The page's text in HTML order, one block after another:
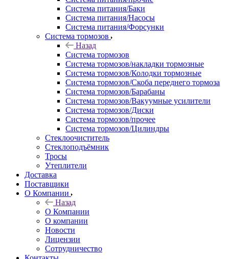
Система питания/Баки
Система питания/Насосы
Система питания/Форсунки
Система тормозов
Назад
Система тормозов
Система тормозов/накладки тормозные
Система тормозов/Колодки тормозные
Система тормозов/Скоба переднего тормоза
Система тормозов/Барабаны
Система тормозов/Вакуумные усилители
Система тормозов/Диски
Система тормозов/прочее
Система тормозов/Цилиндры
Стеклоочиститель
Стеклоподъёмник
Тросы
Утеплители
Доставка
Поставщики
О Компании
Назад
О Компании
О компании
Новости
Лицензии
Сотрудничество